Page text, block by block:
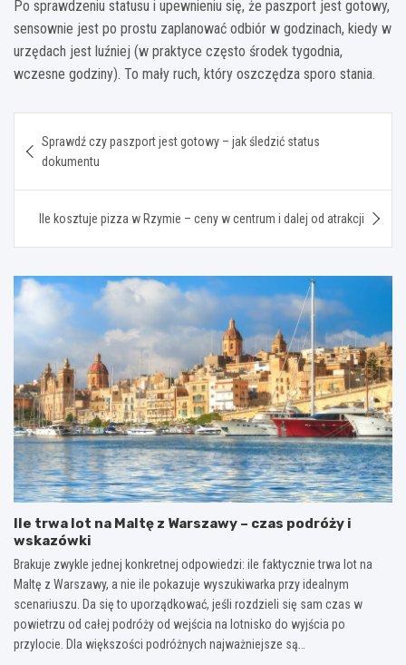
Po sprawdzeniu statusu i upewnieniu się, że paszport jest gotowy,
sensownie jest po prostu zaplanować odbiór w godzinach, kiedy w
urzędach jest luźniej (w praktyce często środek tygodnia,
wczesne godziny). To mały ruch, który oszczędza sporo stania.
wpisu
Sprawdź czy paszport jest gotowy – jak śledzić status
dokumentu
Ile kosztuje pizza w Rzymie – ceny w centrum i dalej od atrakcji
Ile trwa lot na Maltę z Warszawy – czas podróży i
wskazówki
Brakuje zwykle jednej konkretnej odpowiedzi: ile faktycznie trwa lot na
Maltę z Warszawy, a nie ile pokazuje wyszukiwarka przy idealnym
scenariuszu. Da się to uporządkować, jeśli rozdzieli się sam czas w
powietrzu od całej podróży od wejścia na lotnisko do wyjścia po
przylocie. Dla większości podróżnych najważniejsze są…